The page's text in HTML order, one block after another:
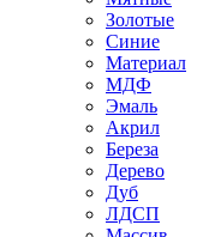
Золотые
Синие
Материал
МДФ
Эмаль
Акрил
Береза
Дерево
Дуб
ЛДСП